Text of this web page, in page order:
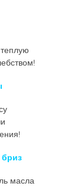
бриз
масла